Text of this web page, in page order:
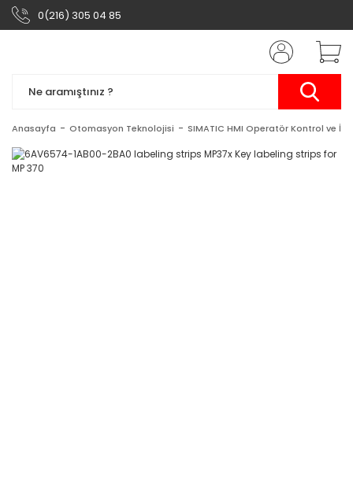
0(216) 305 04 85
Anasayfa Otomasyon Teknolojisi SIMATIC HMI Operatör Kontrol ve